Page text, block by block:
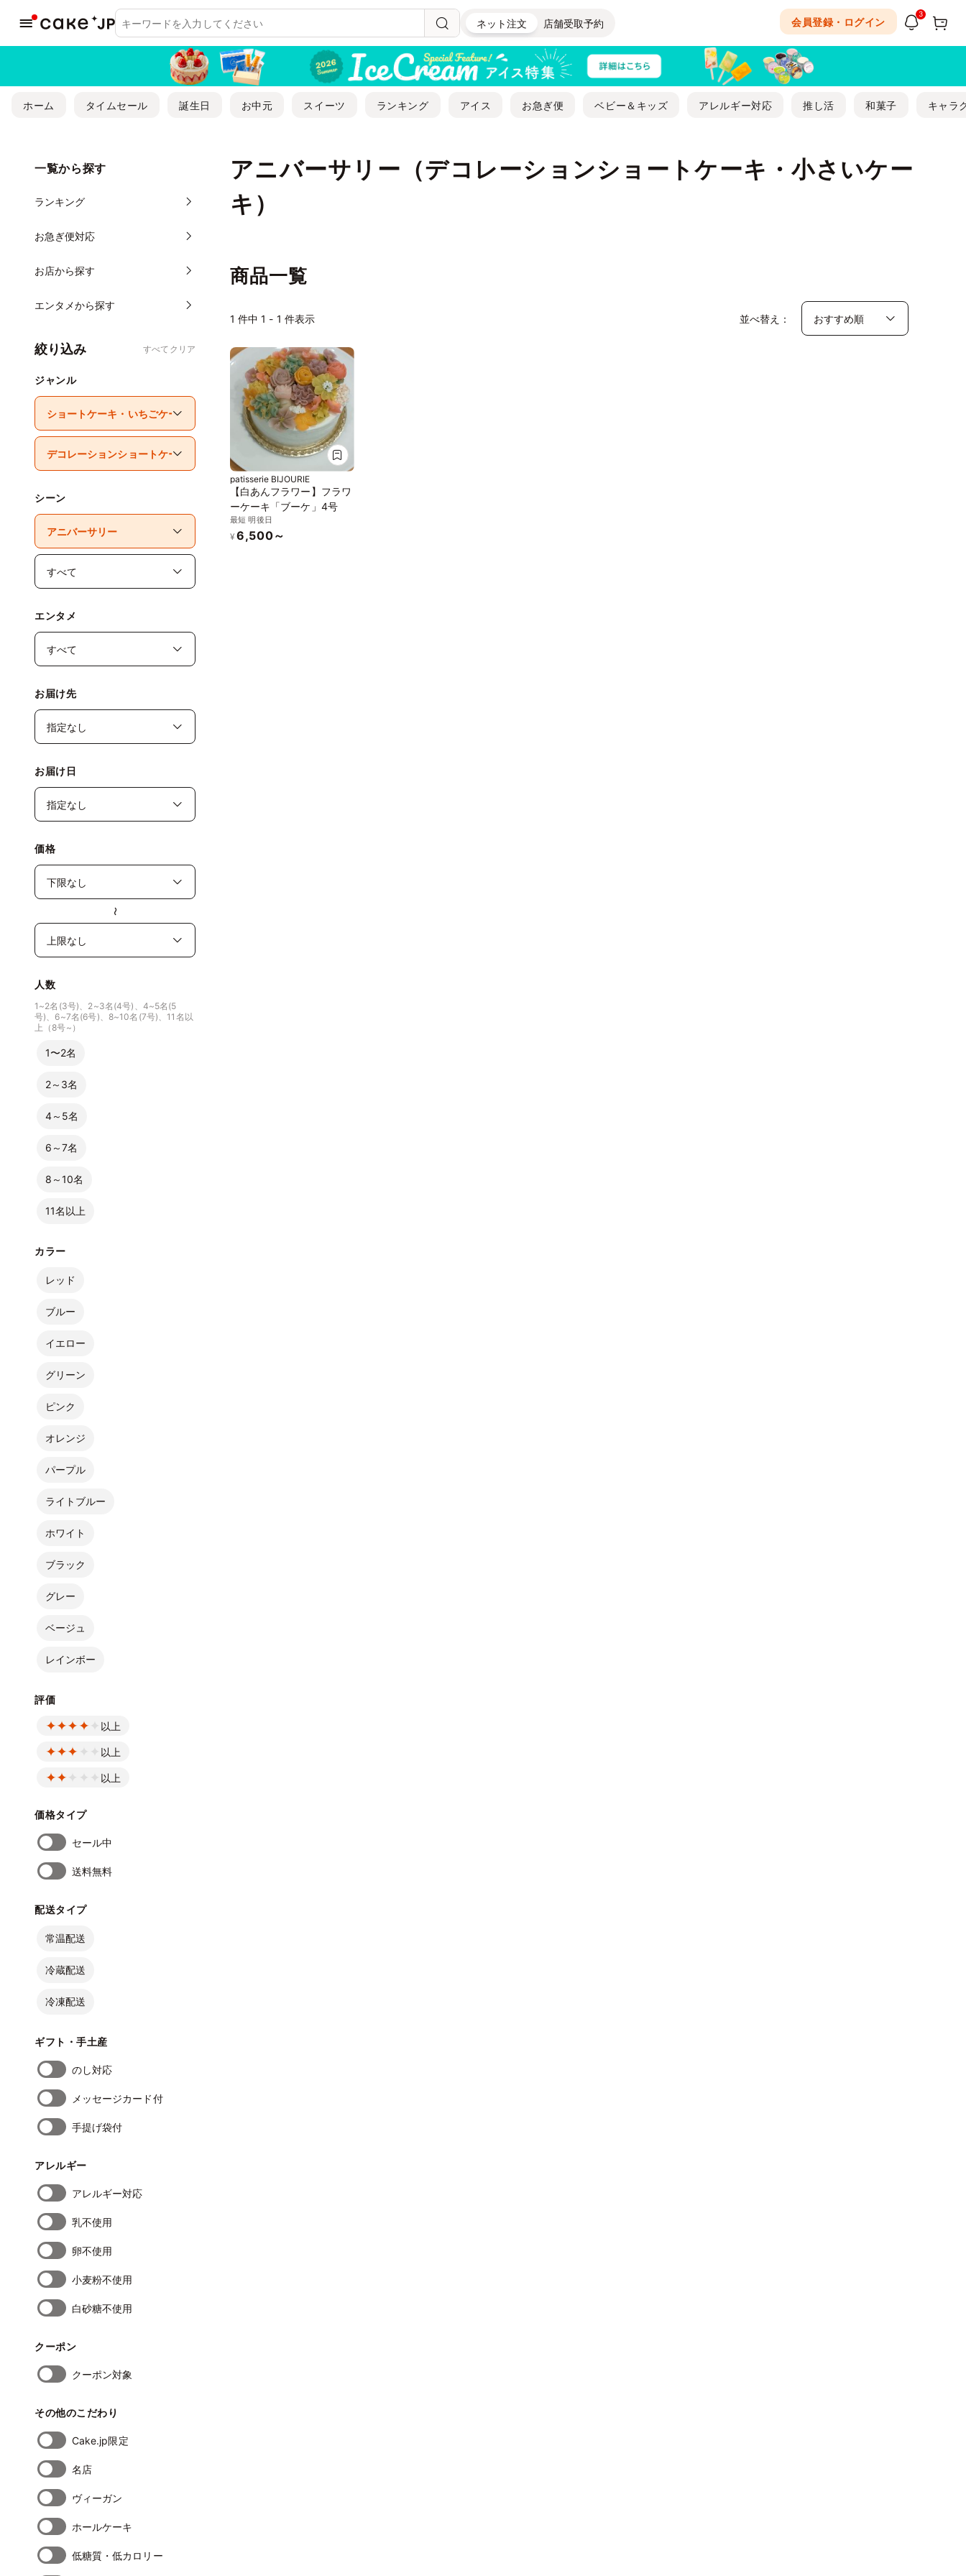
ネット注文 店舗受取予約 会員登録・ログイン
3
ホーム タイムセール 誕生日 お中元 スイーツ ランキング アイス お急ぎ便 ベビー＆キッズ アレルギー対応 推し活 和菓子 キャラ
アニバーサリー（デコレーションショートケーキ・小さいケー
キ）
一覧から探す
ランキング
お急ぎ便対応
お店から探す
エンタメから探す
絞り込み すべてクリア
ジャンル
シーン
エンタメ
お届け先
お届け日
価格
〜
人数
1~2名(3号)、2~3名(4号)、4~5名(5
号)、6~7名(6号)、8~10名(7号)、11名以
上（8号~）
1〜2名
2～3名
4～5名
6～7名
8～10名
11名以上
カラー
レッド
ブルー
イエロー
グリーン
ピンク
オレンジ
パープル
ライトブルー
ホワイト
ブラック
グレー
ベージュ
レインボー
評価
以上
以上
以上
価格タイプ
セール中
送料無料
配送タイプ
常温配送
冷蔵配送
冷凍配送
ギフト・手土産
のし対応
メッセージカード付
手提げ袋付
アレルギー
アレルギー対応
乳不使用
卵不使用
小麦粉不使用
白砂糖不使用
クーポン
クーポン対象
その他のこだわり
Cake.jp限定
名店
ヴィーガン
ホールケーキ
低糖質・低カロリー
商品一覧
1 件中 1 - 1 件表示 並べ替え：
patisserie BIJOURIE
【白あんフラワー】フラワ
ーケーキ「ブーケ」4号
最短 明後日
¥ 6,500～